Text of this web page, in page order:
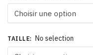
TAILLE: No selection